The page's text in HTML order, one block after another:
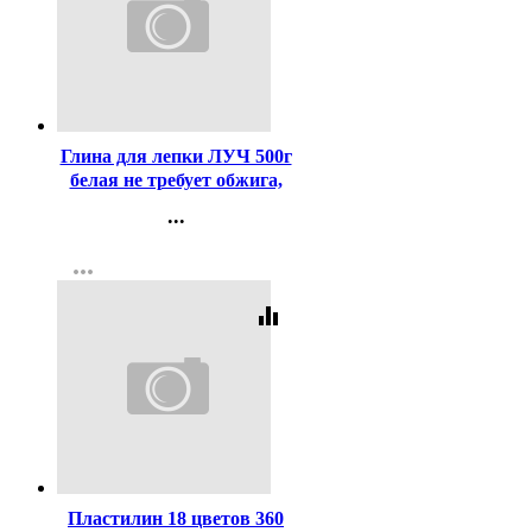
Глина для лепки ЛУЧ 500г
белая не требует обжига,
арт 31С 1960-08
...
Регистрация
more_horiz
equalizer
Пластилин 18 цветов 360